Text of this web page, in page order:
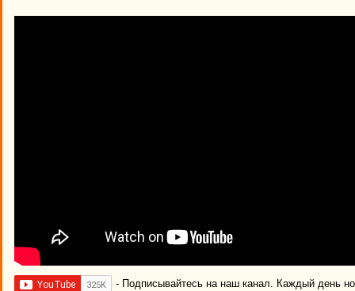
- Подписывайтесь на наш канал. Каждый день